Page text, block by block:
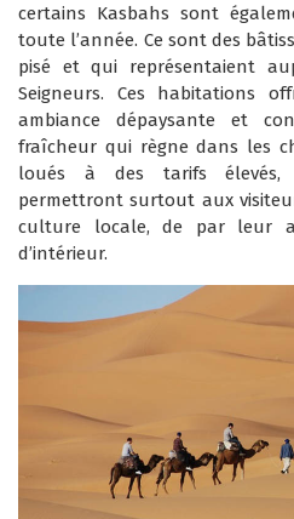
certains Kasbahs sont
toute l’année. Ce sont des
pisé et qui représentaient
Seigneurs. Ces habitations
ambiance dépaysante et
fraîcheur qui règne dans les
loués à des tarifs élevés,
permettront surtout aux
culture locale, de par leur
d’intérieur.